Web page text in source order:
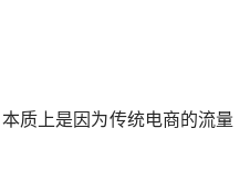
质上是因为传统电商的流量